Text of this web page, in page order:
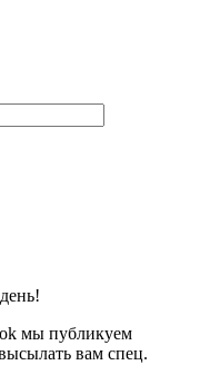
мы публикуем
вам спец.